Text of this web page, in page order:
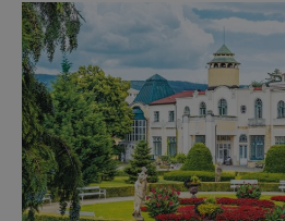
podobě. Města s neopakovatelnou
atmosférou Vydejte se s
měst, která patří k